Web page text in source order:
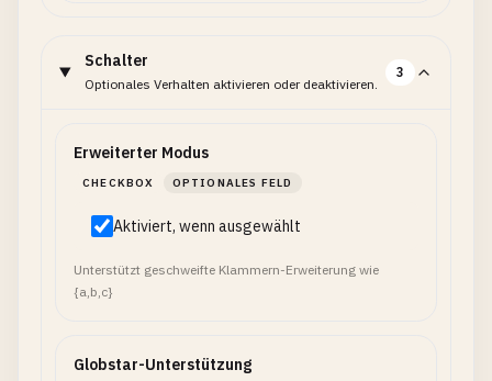
Schalter
Optionales Verhalten aktivieren oder deaktivieren.
3
Erweiterter Modus
CHECKBOX OPTIONALES FELD
Aktiviert, wenn ausgewählt
Unterstützt geschweifte Klammern-Erweiterung wie
{a,b,c}
Globstar-Unterstützung